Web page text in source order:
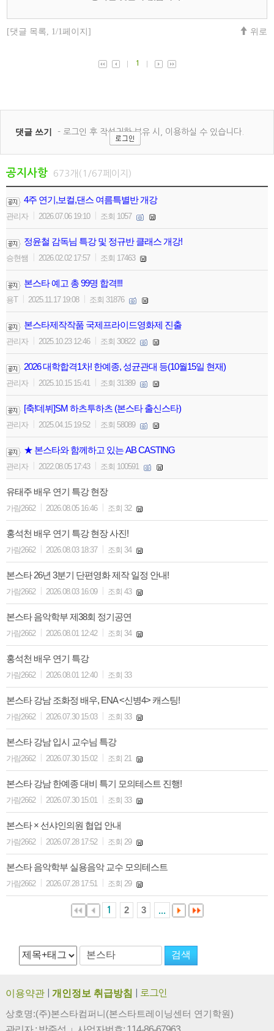
공지사항 673개(1/67페이지)
4주 연기,보컬,댄스 여름특별반 개강
관리자 2026.07.06 19:10 조회 1057
정윤철 감독님 특강 및 정규반 클래스 개강!
승현쌤 2026.02.02 17:57 조회 17463
본스타 예고 총 99명 합격!!!
용T 2025.11.17 19:08 조회 31876
본스타제작작품 국제프라이드영화제 진출
관리자 2025.10.23 12:46 조회 30822
2026 대학합격1차! 한예종, 성균관대 등(10월15일 현재)
관리자 2025.10.15 15:41 조회 31389
[축!데뷔]SM 하츠투하츠 (본스타 출신스타)
관리자 2025.04.15 19:52 조회 58089
★ 본스타와 함께하고 있는 AB CASTING
관리자 2022.08.05 17:43 조회 100591
유태주 배우 연기 특강 현장
가람2662 2026.08.05 16:46 조회 32
홍석천 배우 연기 특강 현장 사진!
가람2662 2026.08.03 18:37 조회 34
본스타 26년 3분기 단편영화 제작 일정 안내!
가람2662 2026.08.03 16:09 조회 43
본스타 음악학부 제38회 정기공연
가람2662 2026.08.01 12:42 조회 34
홍석천 배우 연기 특강
가람2662 2026.08.01 12:40 조회 33
본스타 강남 조화정 배우, ENA <신병4> 캐스팅!
가람2662 2026.07.30 15:03 조회 33
본스타 강남 입시 교수님 특강
가람2662 2026.07.30 15:02 조회 21
본스타 강남 한예종 대비 특기 모의테스트 진행!
가람2662 2026.07.30 15:01 조회 33
본스타 × 선샤인의원 협업 안내
가람2662 2026.07.28 17:52 조회 29
본스타 음악학부 실용음악 교수 모의테스트
가람2662 2026.07.28 17:51 조회 29
1 2 3
이용약관 개인정보 취급방침 로그인
상호명:(주)본스타컴퍼니(본스타트레이닝센터 연기학원)
|